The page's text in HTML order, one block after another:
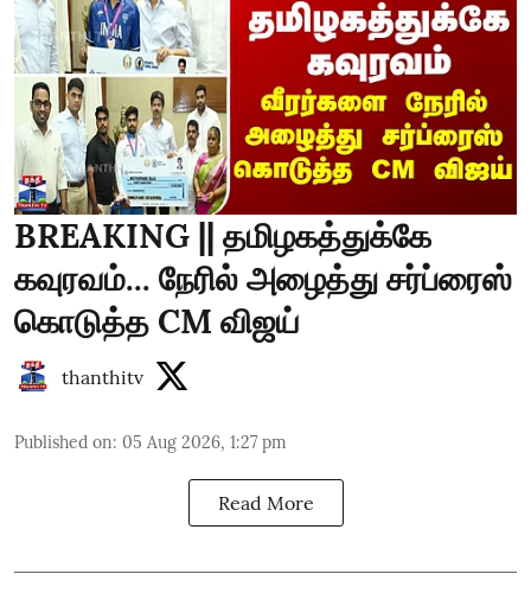
BREAKING || தமிழகத்துக்கே
கவுரவம்... நேரில் அழைத்து சர்ப்ரைஸ்
கொடுத்த CM விஜய்
thanthitv
Published on: 05 Aug 2026, 1:27 pm
Read More